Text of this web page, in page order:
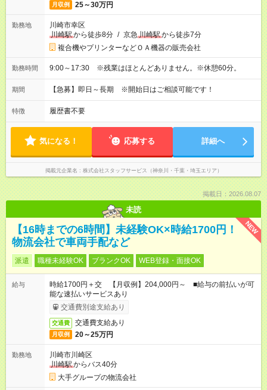
月収例 25～30万円
勤務地
川崎市幸区
川崎駅から徒歩8分 / 京急 川崎駅から徒歩7分
複合機やプリンターなどＯＡ機器の販売会社
勤務時間 9:00～17:30 ※残業はほとんどありません。※休憩60分。
期間 【急募】即日～長期 ※開始日はご相談可能です！
特徴 履歴書不要
気になる！ 応募する 詳細へ
掲載元企業名 株式会社スタッフサービス（神奈川・千葉・埼玉エリア）
掲載日：2026.08.07
未読
NEW
【16時までの6時間】未経験OK×時給1700円！
物流会社で車両手配など
派遣 職種未経験OK ブランクOK WEB登録・面接OK
給与
時給1700円＋交 【月収例】204,000円～ ■給与の前払いが可
能な速払いサービスあり
交通費別途支給あり
交通費 交通費支給あり
月収例 20～25万円
勤務地
川崎市川崎区
川崎駅からバス40分
大手グループの物流会社